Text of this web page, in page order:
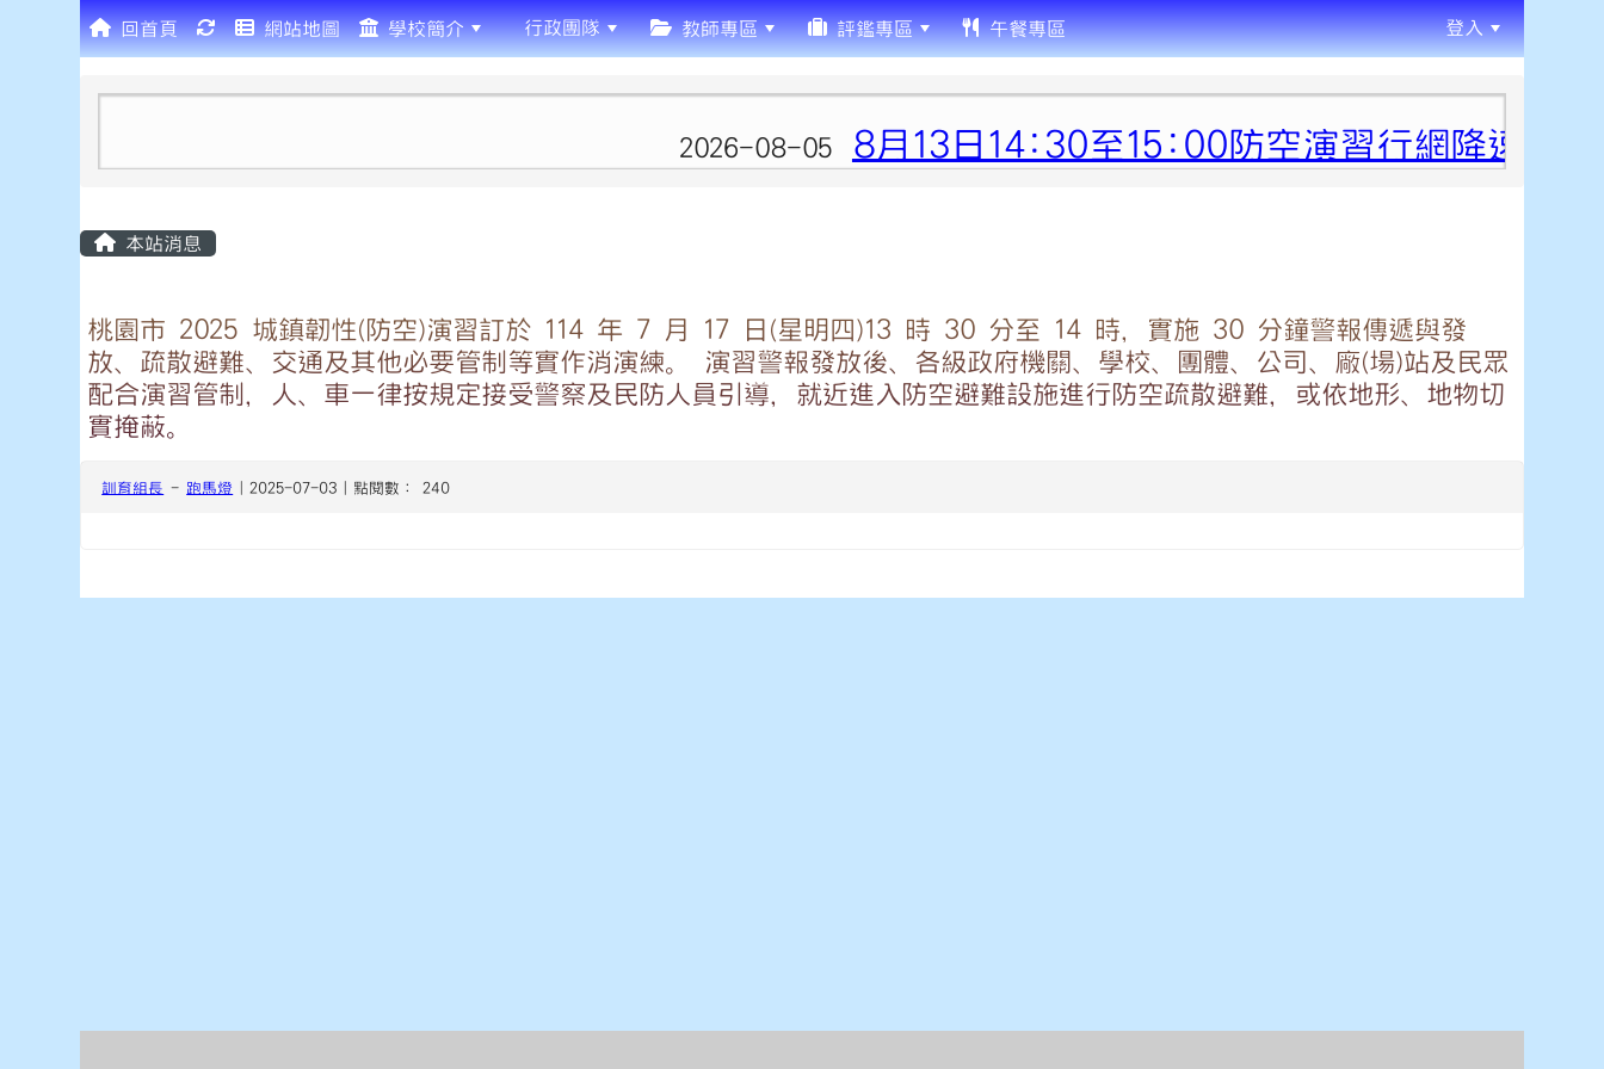
回首頁 網站地圖 學校簡介 行政團隊 教師專區 評鑑專區 午餐專區 登入
2026-08-05 8月13日14:30至15:00防空演習行網降速演練
本站消息
桃園市 2025 城鎮韌性(防空)演習訂於 114 年 7 月 17 日(星明四)13 時 30 分至 14 時，實施 30 分鐘警報傳遞與發
放、疏散避難、交通及其他必要管制等實作消演練。 演習警報發放後、各級政府機關、學校、團體、公司、廠(場)站及民眾
配合演習管制，人、車一律按規定接受警察及民防人員引導，就近進入防空避難設施進行防空疏散避難，或依地形、地物切
實掩蔽。
訓育組長 - 跑馬燈 | 2025-07-03 | 點閱數： 240